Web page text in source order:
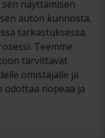
näyttämisen
auton kunnosta,
tarkastuksessa.
Teemme
tarvittavat
omistajalle ja
odottaa nopeaa ja